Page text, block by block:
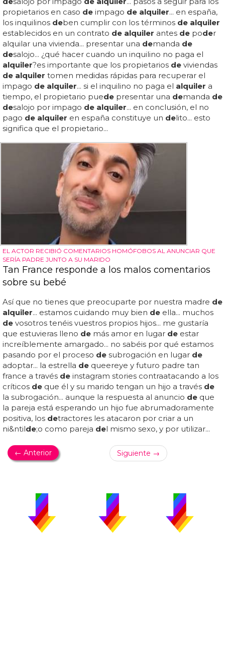
propietarios en caso de impago de alquiler... en españa,
los inquilinos deben cumplir con los términos de alquiler
establecidos en un contrato de alquiler antes de poder
alquilar una vivienda... presentar una demanda de
desalojo... ¿qué hacer cuando un inquilino no paga el
alquiler?es importante que los propietarios de viviendas
de alquiler tomen medidas rápidas para recuperar el
impago de alquiler... si el inquilino no paga el alquiler a
tiempo, el propietario puede presentar una demanda de
desalojo por impago de alquiler... en conclusión, el no
pago de alquiler en españa constituye un delito... esto
significa que el propietario...
EL ACTOR RECIBIÓ COMENTARIOS HOMÓFOBOS AL ANUNCIAR QUE
SERÍA PADRE JUNTO A SU MARIDO
Tan France responde a los malos comentarios
sobre su bebé
Así que no tienes que preocuparte por nuestra madre de
alquiler... estamos cuidando muy bien de ella... muchos
de vosotros tenéis vuestros propios hijos... me gustaría
que estuvieras lleno de más amor en lugar de estar
increíblemente amargado... no sabéis por qué estamos
pasando por el proceso de subrogación en lugar de
adoptar... la estrella de queereye y futuro padre tan
france a través de instagram stories contraatacando a los
críticos de que él y su marido tengan un hijo a través de
la subrogación... aunque la respuesta al anuncio de que
la pareja está esperando un hijo fue abrumadoramente
positiva, los detractores les atacaron por criar a un
ni&ntilde;o como pareja del mismo sexo, y por utilizar...
← Anterior Siguiente →